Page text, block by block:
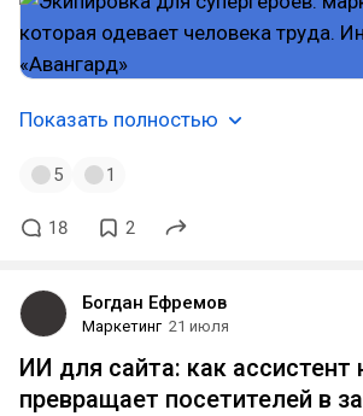
Показать полностью
5 1
18 2
Богдан Ефремов
Маркетинг 21 июля
ИИ для сайта: как ассистент
превращает посетителей в